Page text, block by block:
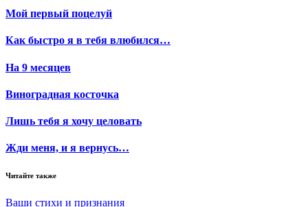
Мой первый поцелуй
Как быстро я в тебя влюбился…
На 9 месяцев
Виноградная косточка
Лишь тебя я хочу целовать
Жди меня, и я вернусь…
Читайте также
Ваши стихи и признания